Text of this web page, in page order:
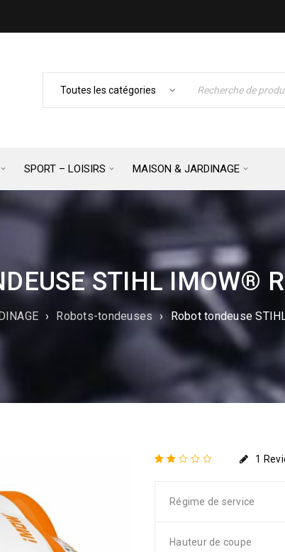
SPORT – LOISIRS MAISON & JARDINAGE
STIHL IMOW®
› Robots-tondeuses › Robot tondeuse
sur 5
notation
client
1
Régime de service
Hauteur de coupe